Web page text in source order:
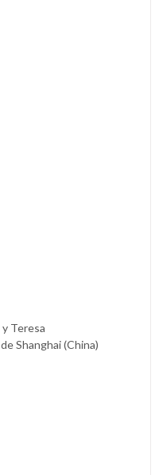
y Teresa
Shanghai (China)